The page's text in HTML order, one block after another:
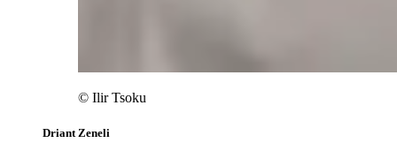
© Ilir Tsoku
Driant Zeneli